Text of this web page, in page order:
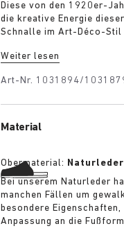
Diese von den 1920er-
die kreative Energie
Schnalle im Art-Déco-Stil
erhöhte Fersenbereich
Fuß schmiegt.
Weiter lesen
Art-Nr. 1031894/
Material
Obermaterial: Naturleder
Bei unserem Naturleder
manchen Fällen um
besondere
Anpassung an die